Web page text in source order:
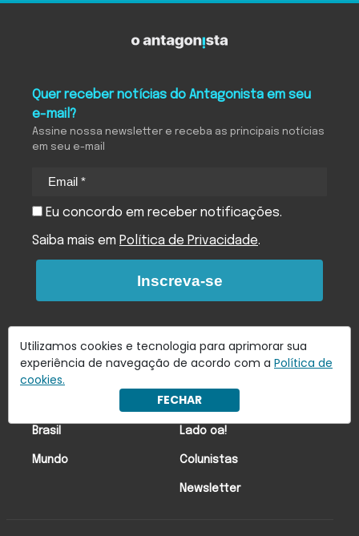
Utilizamos cookies e tecnologia para aprimorar sua
experiência de navegação de acordo com a Política de
cookies.
FECHAR
Brasil
Mundo
Economia
Lado oa!
Colunistas
Newsletter
Quer receber notícias do Antagonista em seu
e-mail?
Assine nossa newsletter e receba as principais notícias
em seu e-mail
Eu concordo em receber notificações.
Saiba mais em Política de Privacidade.
Inscreva-se